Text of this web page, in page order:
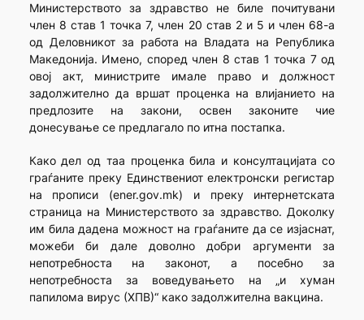
Министерството за здравство не биле почитувани
член 8 став 1 точка 7, член 20 став 2 и 5 и член 68-а
од Деловникот за работа на Владата на Република
Македонија. Имено, според член 8 став 1 точка 7 од
овој акт, министрите имале право и должност
задолжително да вршат проценка на влијанието на
предлозите на закони, освен законите чие
донесување се предлагало по итна постапка.
Како дел од таа проценка била и консултацијата со
граѓаните преку Единствениот електронски регистар
на прописи (ener.gov.mk) и преку интернетската
страница на Министерството за здравство. Доколку
им била дадена можност на граѓаните да се изјаснат,
можеби би дале доволно добри аргументи за
непотребноста на законот, а посебно за
непотребноста за воведувањето на „и хуман
папилома вирус (ХПВ)“ како задолжителна вакцина.